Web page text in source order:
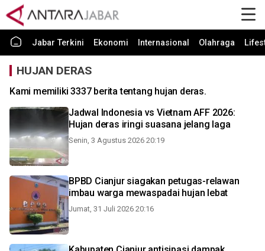
Jabar Terkini Ekonomi Internasional Olahraga
HUJAN DERAS
Kami memiliki 3337 berita tentang hujan deras.
Jadwal Indonesia vs Vietnam AFF 2026:
Hujan deras iringi suasana jelang laga
Senin, 3 Agustus 2026 20:19
BPBD Cianjur siagakan petugas-relawan
imbau warga mewaspadai hujan lebat
Jumat, 31 Juli 2026 20:16